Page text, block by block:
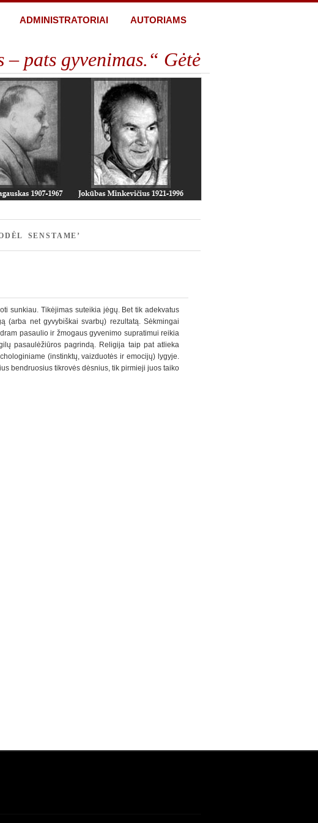
ADMINISTRATORIAI AUTORIAMS
pats gyvenimas.“ Gėtė
SENSTAME’
sunkiau. Tikėjimas suteikia jėgų. Bet tik adekvatus
(arba net gyvybiškai svarbų) rezultatą. Sėkmingai
pasaulio ir žmogaus gyvenimo supratimui reikia
pasaulėžiūros pagrindą. Religija taip pat atlieka
(instinktų, vaizduotės ir emocijų) lygyje.
bendruosius tikrovės dėsnius, tik pirmieji juos taiko